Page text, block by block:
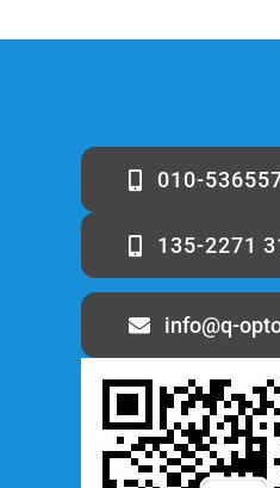
010-
135-2271
info@q-